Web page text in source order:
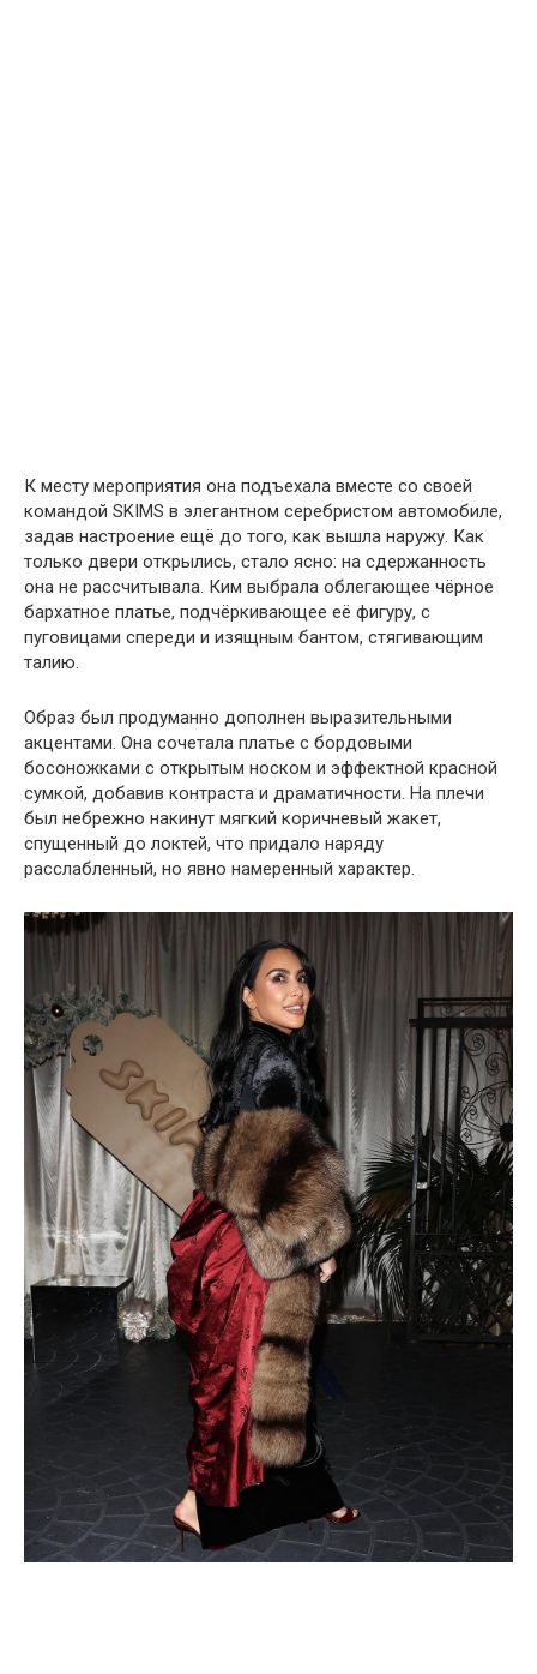
К месту мероприятия она подъехала вместе со своей
командой SKIMS в элегантном серебристом автомобиле,
задав настроение ещё до того, как вышла наружу. Как
только двери открылись, стало ясно: на сдержанность
она не рассчитывала. Ким выбрала облегающее чёрное
бархатное платье, подчёркивающее её фигуру, с
пуговицами спереди и изящным бантом, стягивающим
талию.
Образ был продуманно дополнен выразительными
акцентами. Она сочетала платье с бордовыми
босоножками с открытым носком и эффектной красной
сумкой, добавив контраста и драматичности. На плечи
был небрежно накинут мягкий коричневый жакет,
спущенный до локтей, что придало наряду
расслабленный, но явно намеренный характер.